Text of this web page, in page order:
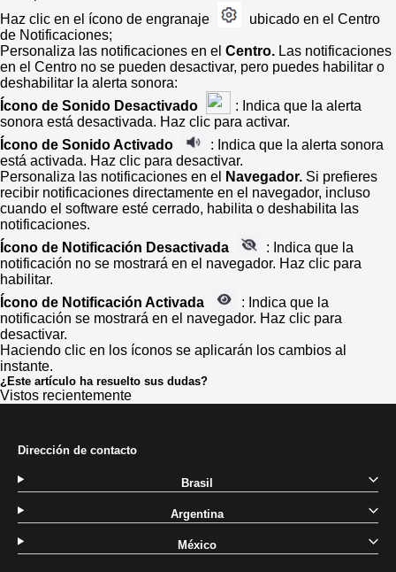
Haz clic en el ícono de engranaje
ubicado en el Centro
de Notificaciones;
Personaliza las notificaciones en el Centro. Las notificaciones
en el Centro no se pueden desactivar, pero puedes habilitar o
deshabilitar la alerta sonora:
Ícono de Sonido Desactivado
: Indica que la alerta
sonora está desactivada. Haz clic para activar.
Ícono de Sonido Activado
: Indica que la alerta sonora
está activada. Haz clic para desactivar.
Personaliza las notificaciones en el
Navegador. Si prefieres
recibir notificaciones directamente en el navegador, incluso
cuando el software esté cerrado, habilita o deshabilita las
notificaciones.
Ícono de Notificación Desactivada
: Indica que la
notificación no se mostrará en el navegador. Haz clic para
habilitar.
Ícono de Notificación Activada
: Indica que la
notificación se mostrará en el navegador. Haz clic para
desactivar.
Haciendo clic en los íconos se aplicarán los cambios al
instante.
¿Este artículo ha resuelto sus dudas?
Vistos recientemente
Dirección de contacto
Brasil
Argentina
México